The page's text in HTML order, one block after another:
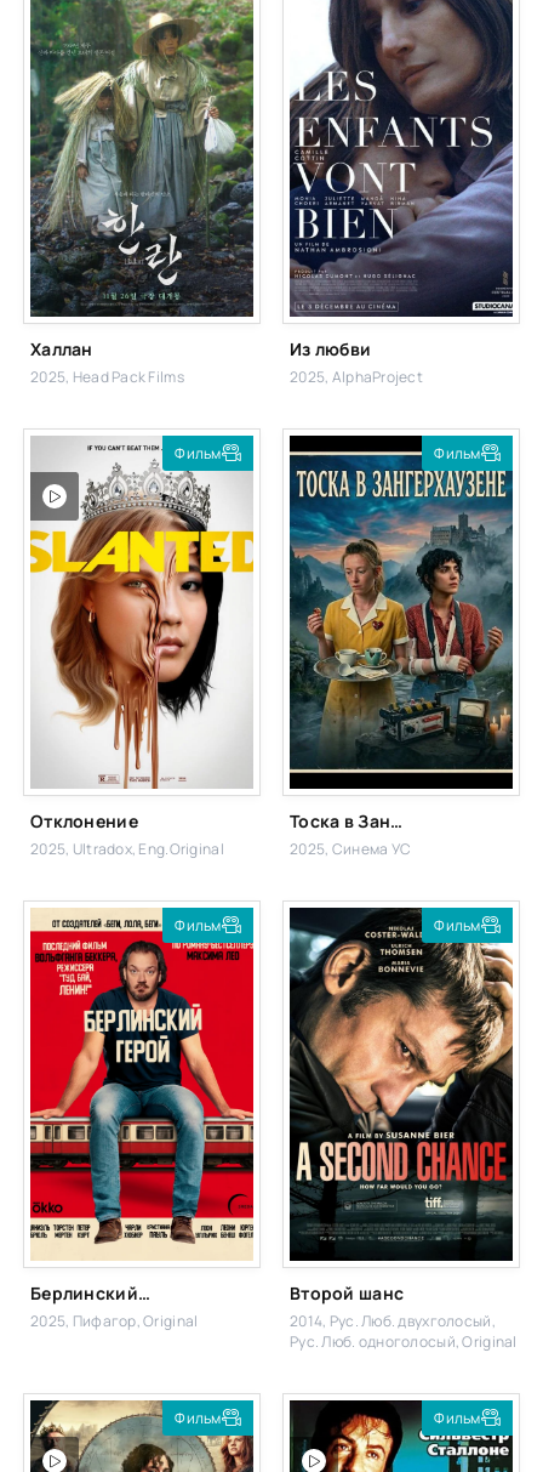
Халлан
2025, Head Pack Films
Из любви
2025, AlphaProject
Фильм
Отклонение
2025, Ultradox, Eng.Original
Фильм
Тоска в Зангерхаузене
2025, Синема УС
Фильм
Берлинский герой
2025, Пифагор, Original
Фильм
Второй шанс
2014, Рус. Люб. двухголосый,
Рус. Люб. одноголосый, Original
Фильм Фильм